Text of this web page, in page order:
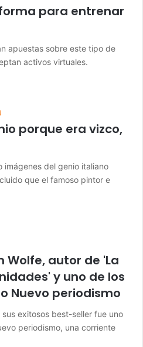
para entrenar
apuestas sobre este tipo de
activos virtuales.
porque era vizco,
imágenes del genio italiano
que el famoso pintor e
Wolfe, autor de 'La
y uno de los
Nuevo periodismo
exitosos best-seller fue uno
periodismo, una corriente